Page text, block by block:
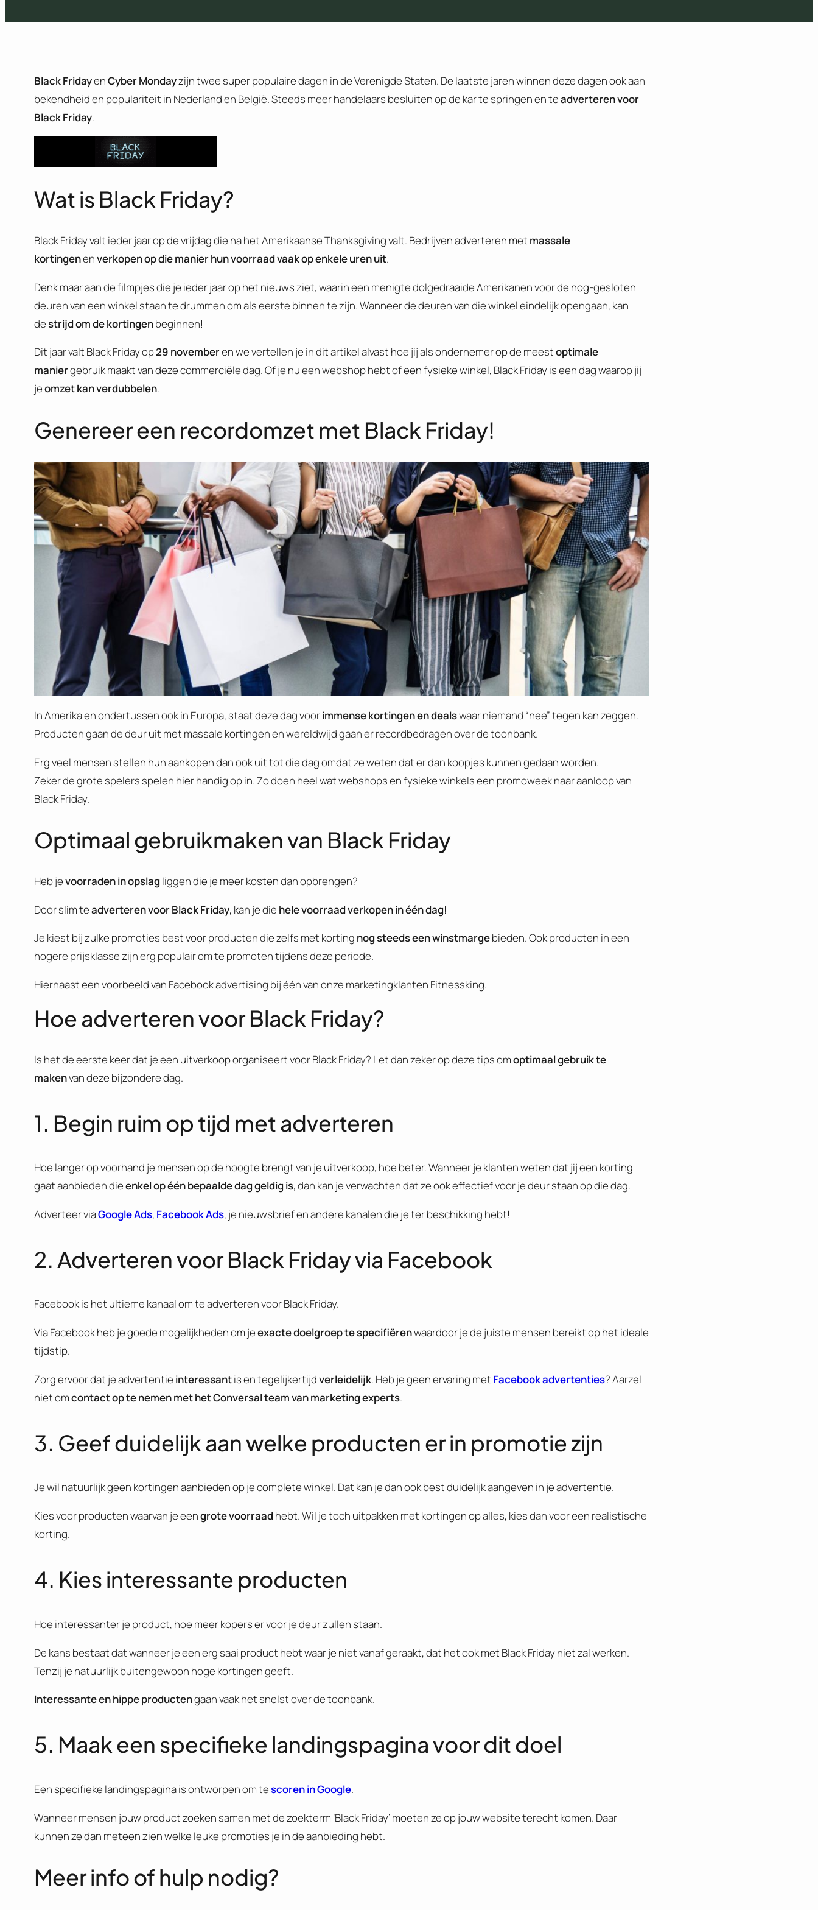
Black FridayenCyber Mondayzijn twee super populaire dagen in de Verenigde Staten. De laatste jaren winnen deze dagen ook aan
bekendheid en populariteit in Nederland en België. Steeds meer handelaars besluiten op de kar te springen en teadverteren voor
Black Friday.
Wat is Black Friday?
Black Friday valt ieder jaar op de vrijdag die na het Amerikaanse Thanksgiving valt. Bedrijven adverteren met massale
kortingenenverkopen op die manier hun voorraad vaak op enkele uren uit.
Denk maar aan de filmpjes die je ieder jaar op het nieuws ziet, waarin een menigte dolgedraaide Amerikanen voor de nog-gesloten
deuren van een winkel staan te drummen om als eerste binnen te zijn. Wanneer de deuren van die winkel eindelijk opengaan, kan
destrijd om de kortingenbeginnen!
Dit jaar valt Black Friday op29 novemberen we vertellen je in dit artikel alvast hoe jij als ondernemer op de meestoptimale
maniergebruik maakt van deze commerciële dag. Of je nu een webshop hebt of een fysieke winkel, Black Friday is een dag waarop jij
jeomzet kan verdubbelen.
Genereer een recordomzet met Black Friday!
In Amerika en ondertussen ook in Europa, staat deze dag voorimmense kortingen en dealswaar niemand “nee” tegen kan zeggen.
Producten gaan de deur uit met massale kortingen en wereldwijd gaan er recordbedragen over de toonbank.
Erg veel mensen stellen hun aankopen dan ook uit tot die dag omdat ze weten dat er dan koopjes kunnen gedaan worden.
Zeker de grote spelers spelen hier handig op in. Zo doen heel wat webshops en fysieke winkels een promoweek naar aanloop van
Black Friday.
Optimaal gebruikmaken van Black Friday
Heb jevoorraden in opslag liggen die je meer kosten dan opbrengen?
Door slim teadverteren voor Black Friday, kan je die hele voorraad verkopen in één dag!
Je kiest bij zulke promoties best voor producten die zelfs met korting nog steeds een winstmargebieden. Ook producten in een
hogere prijsklasse zijn erg populair om te promoten tijdens deze periode.
Hiernaast een voorbeeld van Facebook advertising bij één van onze marketingklanten Fitnessking.
Hoe adverteren voor Black Friday?
Is het de eerste keer dat je een uitverkoop organiseert voor Black Friday? Let dan zeker op deze tips omoptimaal gebruik te
makenvan deze bijzondere dag.
1. Begin ruim op tijd met adverteren
Hoe langer op voorhand je mensen op de hoogte brengt van je uitverkoop, hoe beter. Wanneer je klanten weten dat jij een korting
gaat aanbieden dieenkel op één bepaalde dag geldig is, dan kan je verwachten dat ze ook effectief voor je deur staan op die dag.
Adverteer viaGoogle Ads, Facebook Ads, je nieuwsbrief en andere kanalen die je ter beschikking hebt!
2. Adverteren voor Black Friday via Facebook
Facebook is het ultieme kanaal om te adverteren voor Black Friday.
Via Facebook heb je goede mogelijkheden om jeexacte doelgroep te specifiërenwaardoor je de juiste mensen bereikt op het ideale
tijdstip.
Zorg ervoor dat je advertentie interessantis en tegelijkertijdverleidelijk. Heb je geen ervaring met Facebook advertenties? Aarzel
niet omcontact op te nemen met het Conversal team van marketing experts.
3. Geef duidelijk aan welke producten er in promotie zijn
Je wil natuurlijk geen kortingen aanbieden op je complete winkel. Dat kan je dan ook best duidelijk aangeven in je advertentie.
Kies voor producten waarvan je eengrote voorraadhebt. Wil je toch uitpakken met kortingen op alles, kies dan voor een realistische
korting.
4. Kies interessante producten
Hoe interessanter je product, hoe meer kopers er voor je deur zullen staan.
De kans bestaat dat wanneer je een erg saai product hebt waar je niet vanaf geraakt, dat het ook met Black Friday niet zal werken.
Tenzij je natuurlijk buitengewoon hoge kortingen geeft.
Interessante en hippe productengaan vaak het snelst over de toonbank.
5. Maak een specifieke landingspagina voor dit doel
Een specifieke landingspagina is ontworpen om tescoren in Google.
Wanneer mensen jouw product zoeken samen met de zoekterm ‘Black Friday’ moeten ze op jouw website terecht komen. Daar
kunnen ze dan meteen zien welke leuke promoties je in de aanbieding hebt.
Meer info of hulp nodig?